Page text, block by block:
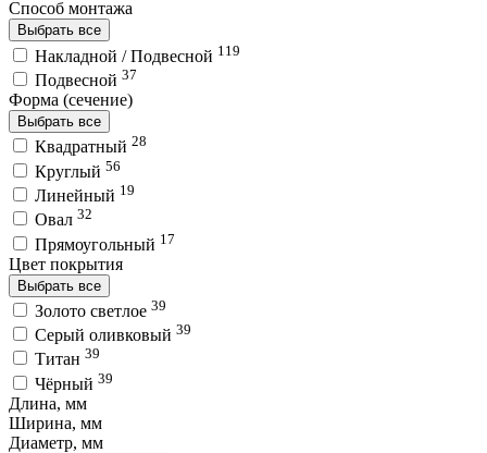
Способ монтажа
Выбрать все
Накладной / Подвесной 119
Подвесной 37
Форма (сечение)
Выбрать все
Квадратный 28
Круглый 56
Линейный 19
Овал 32
Прямоугольный 17
Цвет покрытия
Выбрать все
Золото светлое 39
Серый оливковый 39
Титан 39
Чёрный 39
Длина, мм
Ширина, мм
Диаметр, мм